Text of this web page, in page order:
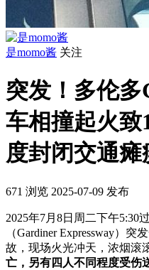
是momo酱 关注
突发！多伦
车相撞起火致
度封闭交通瘫
671 浏览 2025-07-09 发布
2025年7月8日周二下午5:30
（Gardiner Expressway）
故，现场火光冲天，浓烟滚
亡，另有四人不同程度受伤